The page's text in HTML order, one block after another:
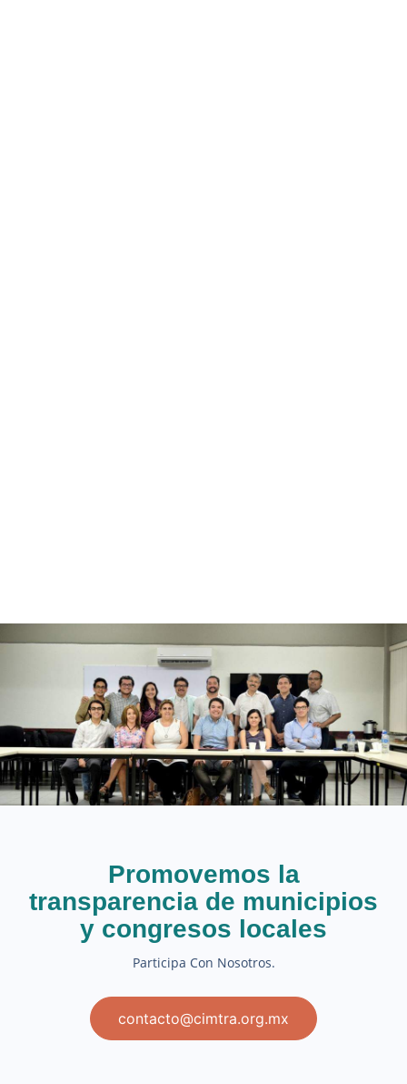
Promovemos la
transparencia de municipios
y congresos locales
Participa Con Nosotros.
contacto@cimtra.org.mx